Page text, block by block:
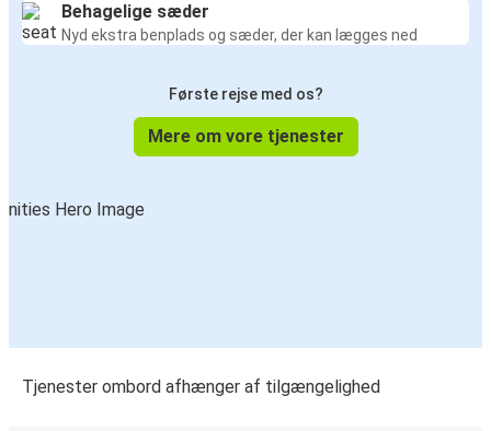
Behagelige sæder
Nyd ekstra benplads og sæder, der kan lægges ned
Første rejse med os?
Mere om vore tjenester
Tjenester ombord afhænger af tilgængelighed